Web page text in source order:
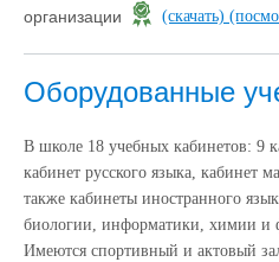
организации
(скачать)
Оборудованные
В школе 18 учебных кабинетов: 9
кабинет русского языка, кабинет
также кабинеты иностранного
биологии, информатики, химии и
Имеются спортивный и актовый